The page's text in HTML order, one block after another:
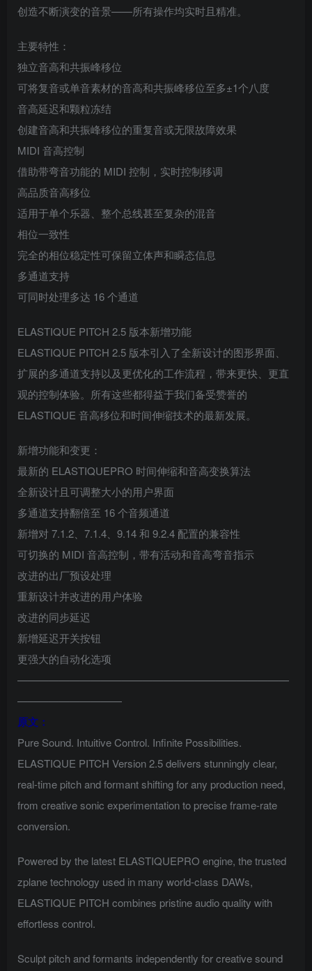
创造不断演变的音景——所有操作均实时且精准。
主要特性：
独立音高和共振峰移位
可将复音或单音素材的音高和共振峰移位至多±1个八度
音高延迟和颗粒冻结
创建音高和共振峰移位的重复音或无限故障效果
MIDI 音高控制
借助带弯音功能的 MIDI 控制，实时控制移调
高品质音高移位
适用于单个乐器、整个总线甚至复杂的混音
相位一致性
完全的相位稳定性可保留立体声和瞬态信息
多通道支持
可同时处理多达 16 个通道
ELASTIQUE PITCH 2.5 版本新增功能
ELASTIQUE PITCH 2.5 版本引入了全新设计的图形界面、
扩展的多通道支持以及更优化的工作流程，带来更快、更直
观的控制体验。所有这些都得益于我们备受赞誉的
ELASTIQUE 音高移位和时间伸缩技术的最新发展。
新增功能和变更：
最新的 ELASTIQUEPRO 时间伸缩和音高变换算法
全新设计且可调整大小的用户界面
多通道支持翻倍至 16 个音频通道
新增对 7.1.2、7.1.4、9.14 和 9.2.4 配置的兼容性
可切换的 MIDI 音高控制，带有活动和音高弯音指示
改进的出厂预设处理
重新设计并改进的用户体验
改进的同步延迟
新增延迟开关按钮
更强大的自动化选项
——————————————————————————
——————————
原文：
Pure Sound. Intuitive Control. Infinite Possibilities.
ELASTIQUE PITCH Version 2.5 delivers stunningly clear,
real-time pitch and formant shifting for any production need,
from creative sonic experimentation to precise frame-rate
conversion.
Powered by the latest ELASTIQUEPRO engine, the trusted
zplane technology used in many world-class DAWs,
ELASTIQUE PITCH combines pristine audio quality with
effortless control.
Sculpt pitch and formants independently for creative sound